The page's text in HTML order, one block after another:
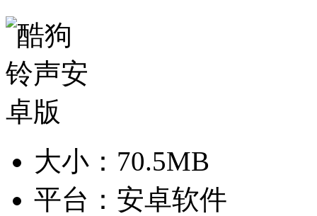
大小： 70.5MB
平台： 安卓软件